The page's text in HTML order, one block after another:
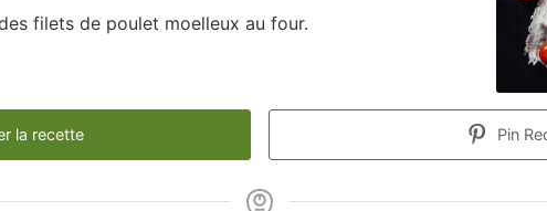
filets de poulet moelleux au four.
la recette Pin